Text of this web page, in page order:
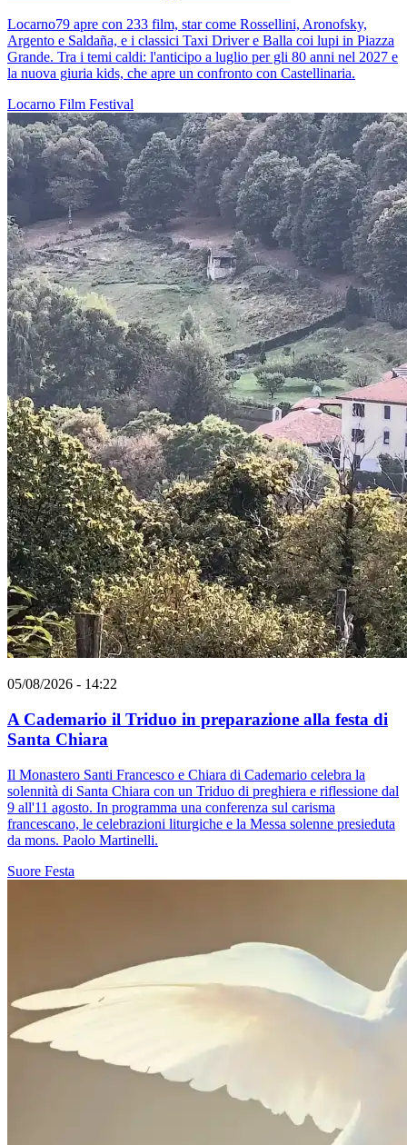
Locarno79 apre con 233 film, star come Rossellini, Aronofsky,
Argento e Saldaña, e i classici Taxi Driver e Balla coi lupi in Piazza
Grande. Tra i temi caldi: l'anticipo a luglio per gli 80 anni nel 2027 e
la nuova giuria kids, che apre un confronto con Castellinaria.
Locarno Film Festival
05/08/2026 - 14:22
A Cademario il Triduo in preparazione alla festa di
Santa Chiara
Il Monastero Santi Francesco e Chiara di Cademario celebra la
solennità di Santa Chiara con un Triduo di preghiera e riflessione dal
9 all'11 agosto. In programma una conferenza sul carisma
francescano, le celebrazioni liturgiche e la Messa solenne presieduta
da mons. Paolo Martinelli.
Suore Festa